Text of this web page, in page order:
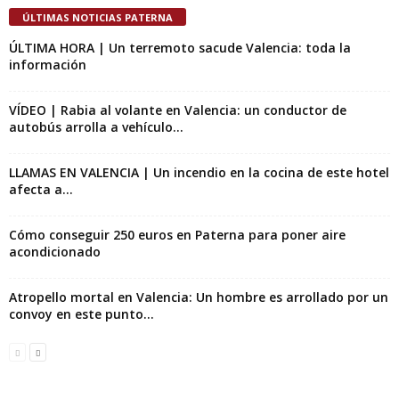
ÚLTIMAS NOTICIAS PATERNA
ÚLTIMA HORA | Un terremoto sacude Valencia: toda la
información
VÍDEO | Rabia al volante en Valencia: un conductor de
autobús arrolla a vehículo...
LLAMAS EN VALENCIA | Un incendio en la cocina de este hotel
afecta a...
Cómo conseguir 250 euros en Paterna para poner aire
acondicionado
Atropello mortal en Valencia: Un hombre es arrollado por un
convoy en este punto...